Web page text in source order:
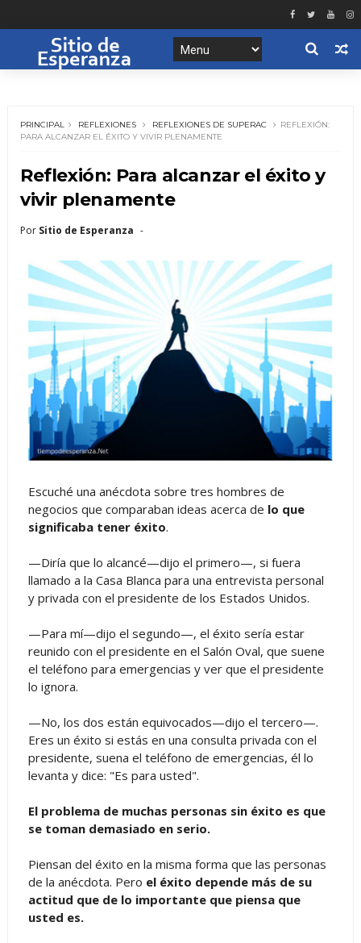
PRINCIPAL REFLEXIONES REFLEXIONES DE SUPERAC
REFLEXIÓN:
PARA ALCANZAR EL ÉXITO Y VIVIR PLENAMENTE
Reflexión: Para alcanzar el éxito y
vivir plenamente
Por Sitio de Esperanza
Escuché una anécdota sobre tres hombres de
negocios que comparaban ideas acerca de lo que
significaba tener éxito.
—Diría que lo alcancé—dijo el primero—, si fuera
llamado a la Casa Blanca para una entrevista personal
y privada con el presidente de los Estados Unidos.
—Para mí—dijo el segundo—, el éxito sería estar
reunido con el presidente en el Salón Oval, que suene
el teléfono para emergencias y ver que el presidente
lo ignora.
—No, los dos están equivocados—dijo el tercero—.
Eres un éxito si estás en una consulta privada con el
presidente, suena el teléfono de emergencias, él lo
levanta y dice: "Es para usted".
El problema de muchas personas sin éxito es que
se toman demasiado en serio.
Piensan del éxito en la misma forma que las personas
de la anécdota. Pero el éxito depende más de su
actitud que de lo importante que piensa que
usted es.